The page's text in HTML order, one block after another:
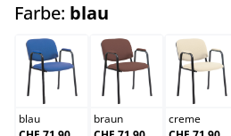
Farbe: blau
blau
blau
braun
braun
creme
creme